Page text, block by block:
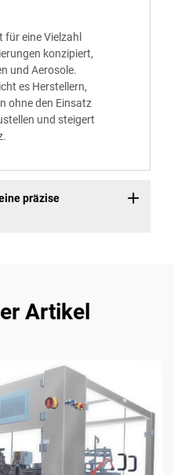
eine Vielzahl
konzipiert,
und Aerosole.
es Herstellern,
ohne den Einsatz
und steigert
präzise
Artikel